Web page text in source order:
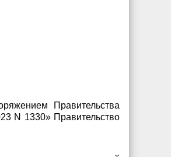
Правительства
N 1330» Правительство